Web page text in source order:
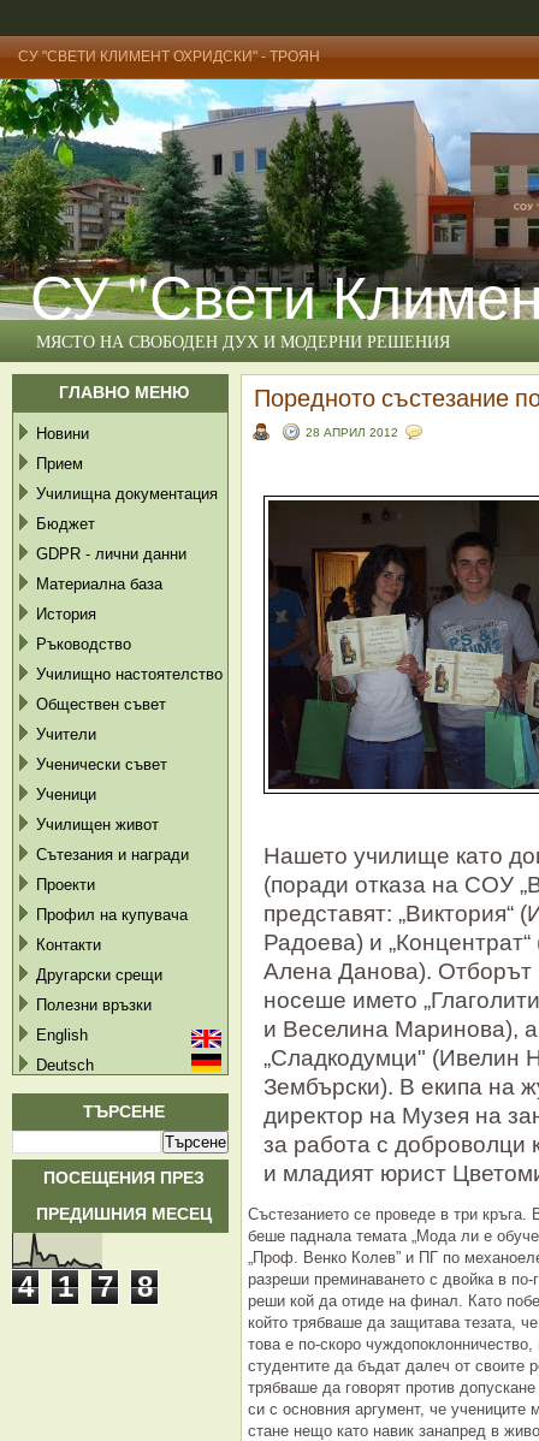
СУ "СВЕТИ КЛИМЕНТ ОХРИДСКИ" - ТРОЯН
СУ "Свети
МЯСТО НА СВОБОДЕН ДУХ И МОДЕРНИ РЕШЕНИЯ
ГЛАВНО МЕНЮ
Новини
Прием
Училищна документация
Бюджет
GDPR - лични данни
Материална база
История
Ръководство
Училищно настоятелство
Обществен съвет
Учители
Ученически съвет
Ученици
Училищен живот
Сътезания и награди
Проекти
Профил на купувача
Контакти
Другарски срещи
Полезни връзки
English
Deutsch
ТЪРСЕНЕ
ПОСЕЩЕНИЯ ПРЕЗ
ПРЕДИШНИЯ МЕСЕЦ
4 1 7 8
Поредното състезание
28 АПРИЛ 2012
Нашето училище като
(поради отказа на СОУ
представят: „Виктория“
Радоева) и
Алена Данова).
носеше името
и Веселина Маринова),
„Сладкодумци" (Ивелин
Зембърски). В екипа на
директор на Музея на
за работа с доброволци
и младият юрист
Състезанието се проведе в три
беше паднала темата „Мода ли е
„Проф. Венко Колев” и ПГ по
разреши преминаването с двойка в по-
реши кой да отиде на финал. Като
който трябваше да защитава тезата,
това е по-скоро
студентите да бъдат далеч от своите
трябваше да говорят против
си с основния аргумент, че учениците
стане нещо като навик занапред в